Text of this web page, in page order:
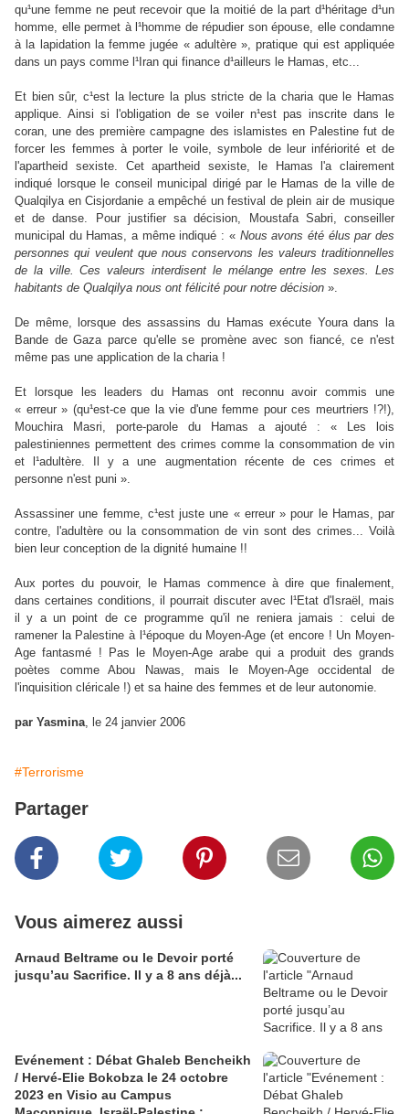
qu¹une femme ne peut recevoir que la moitié de la part d¹héritage d¹un
homme, elle permet à l¹homme de répudier son épouse, elle condamne
à la lapidation la femme jugée « adultère », pratique qui est appliquée
dans un pays comme l¹Iran qui finance d¹ailleurs le Hamas, etc...
Et bien sûr, c¹est la lecture la plus stricte de la charia que le Hamas
applique. Ainsi si l'obligation de se voiler n¹est pas inscrite dans le
coran, une des première campagne des islamistes en Palestine fut de
forcer les femmes à porter le voile, symbole de leur infériorité et de
l'apartheid sexiste. Cet apartheid sexiste, le Hamas l'a clairement
indiqué lorsque le conseil municipal dirigé par le Hamas de la ville de
Qualqilya en Cisjordanie a empêché un festival de plein air de musique
et de danse. Pour justifier sa décision, Moustafa Sabri, conseiller
municipal du Hamas, a même indiqué : « Nous avons été élus par des
personnes qui veulent que nous conservons les valeurs traditionnelles
de la ville. Ces valeurs interdisent le mélange entre les sexes. Les
habitants de Qualqilya nous ont félicité pour notre décision ».
De même, lorsque des assassins du Hamas exécute Youra dans la
Bande de Gaza parce qu'elle se promène avec son fiancé, ce n'est
même pas une application de la charia !
Et lorsque les leaders du Hamas ont reconnu avoir commis une
« erreur » (qu¹est-ce que la vie d'une femme pour ces meurtriers !?!),
Mouchira Masri, porte-parole du Hamas a ajouté : « Les lois
palestiniennes permettent des crimes comme la consommation de vin
et l¹adultère. Il y a une augmentation récente de ces crimes et
personne n'est puni ».
Assassiner une femme, c¹est juste une « erreur » pour le Hamas, par
contre, l'adultère ou la consommation de vin sont des crimes... Voilà
bien leur conception de la dignité humaine !!
Aux portes du pouvoir, le Hamas commence à dire que finalement,
dans certaines conditions, il pourrait discuter avec l¹Etat d'Israël, mais
il y a un point de ce programme qu'il ne reniera jamais : celui de
ramener la Palestine à l¹époque du Moyen-Age (et encore ! Un Moyen-
Age fantasmé ! Pas le Moyen-Age arabe qui a produit des grands
poètes comme Abou Nawas, mais le Moyen-Age occidental de
l'inquisition cléricale !) et sa haine des femmes et de leur autonomie.
par Yasmina, le 24 janvier 2006
#Terrorisme
Partager
Vous aimerez aussi
Arnaud Beltrame ou le Devoir porté
jusqu’au Sacrifice. Il y a 8 ans déjà...
Evénement : Débat Ghaleb Bencheikh
/ Hervé-Elie Bokobza le 24 octobre
2023 en Visio au Campus